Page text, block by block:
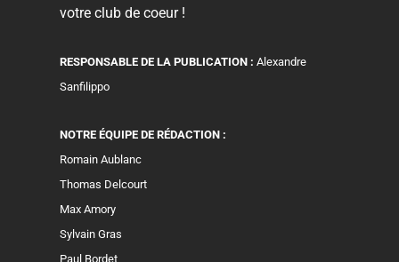
votre club de coeur !
RESPONSABLE DE LA PUBLICATION : Alexandre
Sanfilippo
NOTRE ÉQUIPE DE RÉDACTION :
Romain Aublanc
Thomas Delcourt
Max Amory
Sylvain Gras
Paul Bordet